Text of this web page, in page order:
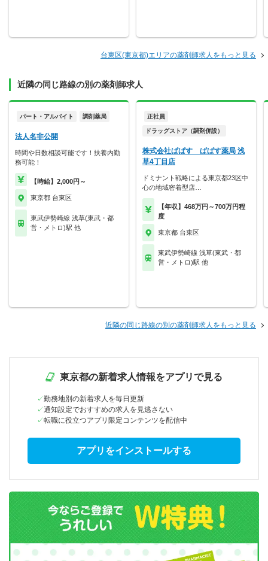
台東区(東京都)エリアの薬剤師求人をもっと見る
近隣の同じ路線の別の薬剤師求人
パート・アルバイト 調剤薬局
法人名非公開
時間や日数相談可能です！扶養内勤
務可能！
【時給】2,000円～
東京都 台東区
東武伊勢崎線 浅草(東武・都
営・メトロ)駅 他
正社員
ドラッグストア（調剤併設）
株式会社ぱぱす ぱぱす薬局 浅
草4丁目店
ドミナント戦略による東京都23区中
心の地域密着型店…
【年収】468万円～700万円程
度
東京都 台東区
東武伊勢崎線 浅草(東武・都
営・メトロ)駅 他
近隣の同じ路線の別の薬剤師求人をもっと見る
東京都の新着求人情報をアプリで見る
勤務地別の新着求人を毎日更新
通知設定でおすすめの求人を見逃さない
転職に役立つアプリ限定コンテンツを配信中
アプリをインストールする